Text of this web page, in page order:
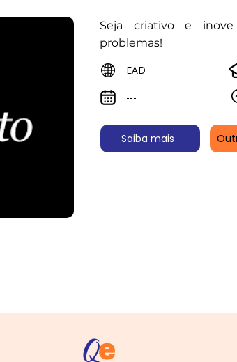
Seja criativo e
problemas!
EAD
---
Saiba mais